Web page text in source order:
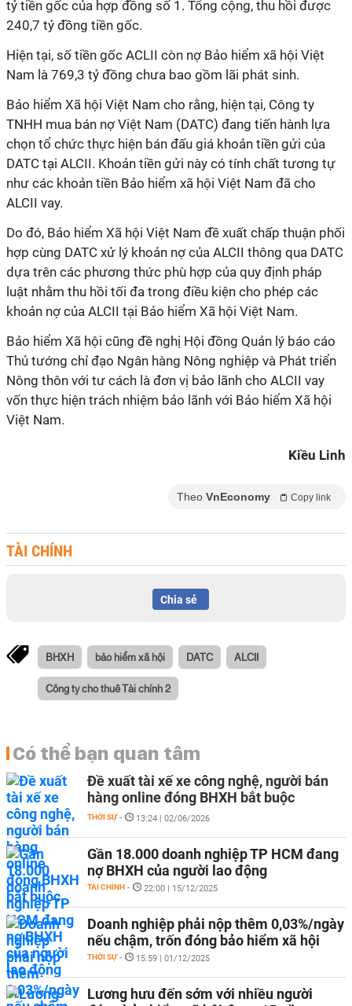
tỷ tiền gốc của hợp đồng số 1. Tổng cộng, thu hồi được
240,7 tỷ đồng tiền gốc.
Hiện tại, số tiền gốc ACLII còn nợ Bảo hiểm xã hội Việt
Nam là 769,3 tỷ đồng chưa bao gồm lãi phát sinh.
Bảo hiểm Xã hội Việt Nam cho rằng, hiện tại, Công ty
TNHH mua bán nợ Việt Nam (DATC) đang tiến hành lựa
chọn tổ chức thực hiện bán đấu giá khoản tiền gửi của
DATC tại ALCII. Khoản tiền gửi này có tính chất tương tự
như các khoản tiền Bảo hiểm xã hội Việt Nam đã cho
ALCII vay.
Do đó, Bảo hiểm Xã hội Việt Nam đề xuất chấp thuận phối
hợp cùng DATC xử lý khoản nợ của ALCII thông qua DATC
dựa trên các phương thức phù hợp của quy định pháp
luật nhằm thu hồi tối đa trong điều kiện cho phép các
khoản nợ của ALCII tại Bảo hiểm Xã hội Việt Nam.
Bảo hiểm Xã hội cũng đề nghị Hội đồng Quản lý báo cáo
Thủ tướng chỉ đạo Ngân hàng Nông nghiệp và Phát triển
Nông thôn với tư cách là đơn vị bảo lãnh cho ALCII vay
vốn thực hiện trách nhiệm bảo lãnh với Bảo hiểm Xã hội
Việt Nam.
Kiều Linh
Theo VnEconomy Copy link
TÀI CHÍNH
Chia sẻ
BHXH bảo hiểm xã hội DATC ALCII
Công ty cho thuê Tài chính 2
Có thể bạn quan tâm
Đề xuất tài xế xe công nghệ, người bán
hàng online đóng BHXH bắt buộc
THỜI SỰ - 13:24 | 02/06/2026
Gần 18.000 doanh nghiệp TP HCM đang
nợ BHXH của người lao động
TÀI CHÍNH - 22:00 | 15/12/2025
Doanh nghiệp phải nộp thêm 0,03%/ngày
nếu chậm, trốn đóng bảo hiểm xã hội
THỜI SỰ - 15:59 | 01/12/2025
Lương hưu đến sớm với nhiều người